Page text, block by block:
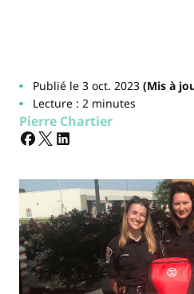
Publié le 3 oct. 2023(Mis à
Lecture : 2 minutes
Pierre Chartier